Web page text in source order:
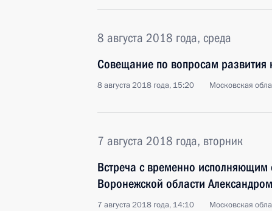
8 августа 2018 года, среда
Совещание по вопросам развития
8 августа 2018 года, 15:20 Московская
7 августа 2018 года, вторник
Встреча с временно исполняющим
Воронежской области
7 августа 2018 года, 14:10 Московская